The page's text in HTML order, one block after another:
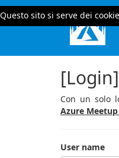
Questo sito si serve dei
[Login]
Con un solo
Azure
User name